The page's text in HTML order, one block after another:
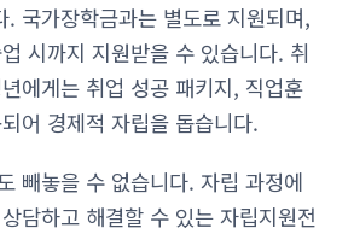
. 국가장학금과는 별도로 지원되며,
시까지 지원받을 수 있습니다. 취
에게는 취업 성공 패키지, 직업훈
어 경제적 자립을 돕습니다.
빼놓을 수 없습니다. 자립 과정에
담하고 해결할 수 있는 자립지원전